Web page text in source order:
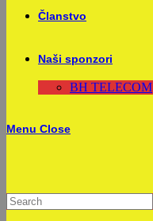
Članstvo
Naši sponzori
BH TELECOM
Menu Close